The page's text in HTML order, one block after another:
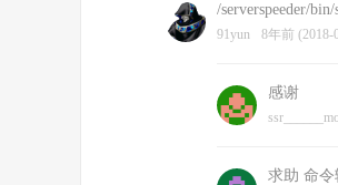
/serverspeeder/
91yun 8年前 (2018-
感谢
求助 命令